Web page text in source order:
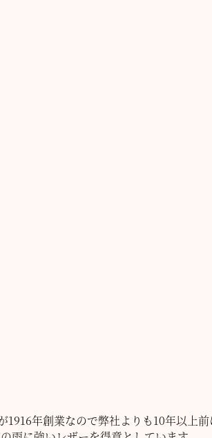
年創業なので弊社よりも10年以上